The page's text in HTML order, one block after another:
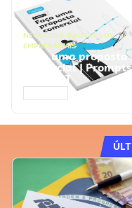
NEGÓCIOS, PROCESSOS
EMPRESARIAIS
Faça uma proposta
comercial | Prompts
ChatGPT